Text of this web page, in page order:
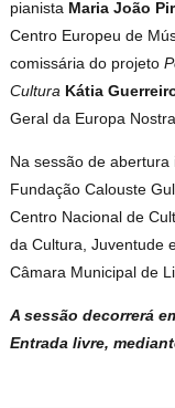
pianista Maria João
Centro Europeu de
comissária do projeto
Cultura Kátia
Geral da Europa
Na sessão de
Fundação Calouste
Centro Nacional de
da Cultura, Juventude
Câmara Municipal de
A sessão decorrerá
Entrada livre,